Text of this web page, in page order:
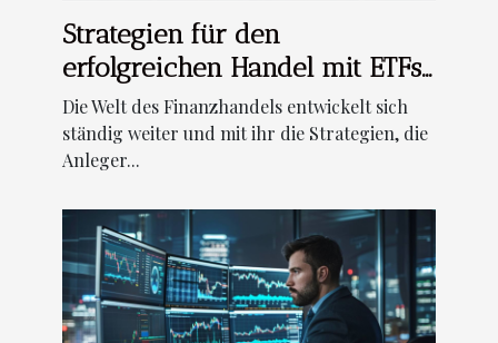
Strategien für den
erfolgreichen Handel mit ETFs
im Jahr 2024
Die Welt des Finanzhandels entwickelt sich
ständig weiter und mit ihr die Strategien, die
Anleger...